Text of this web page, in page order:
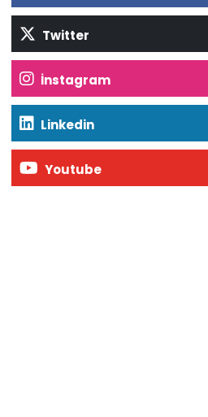
Twitter
İnstagram
Linkedin
Youtube